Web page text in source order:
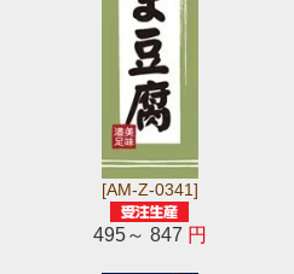
[AM-Z-0341]
495～ 847 円